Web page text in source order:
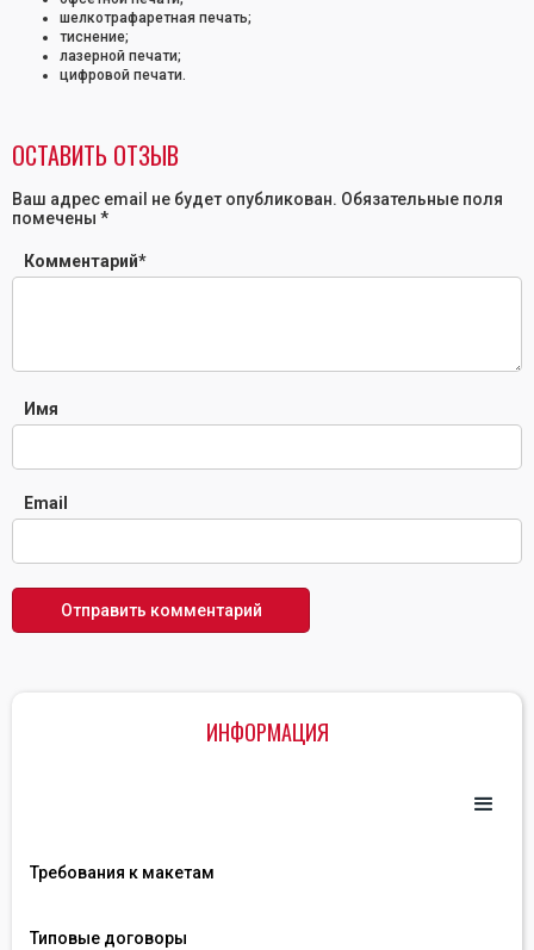
ИНФОРМАЦИЯ
Требования к макетам
Типовые договоры
шелкотрафаретная печать;
тиснение;
лазерной печати;
цифровой печати.
ОСТАВИТЬ ОТЗЫВ
Ваш адрес email не будет опубликован. Обязательные поля
помечены *
Комментарий*
Имя
Email